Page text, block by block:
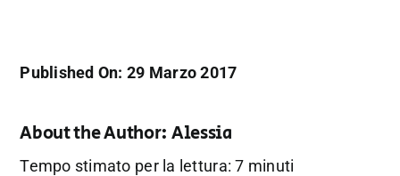
Published On: 29 Marzo 2017
About the Author: Alessia
Tempo stimato per la lettura: 7 minuti